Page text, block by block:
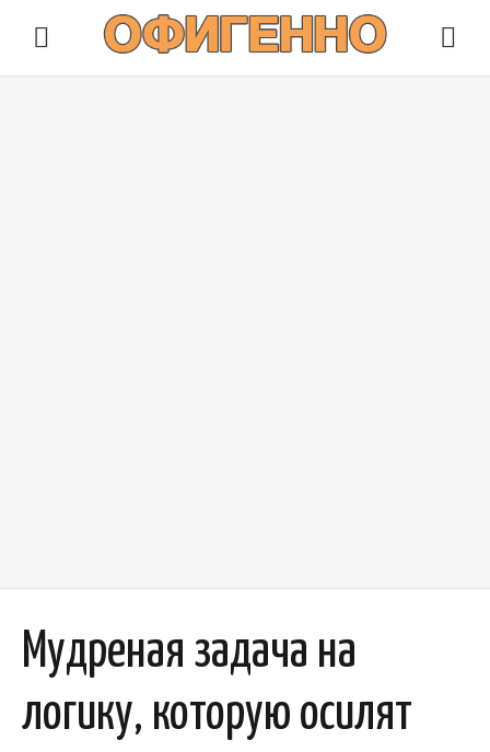
Мудреная задача на
логику, которую осилят